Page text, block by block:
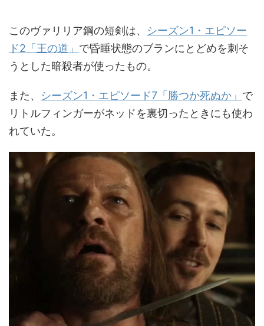
このヴァリリア鋼の短剣は、 シーズン1・エピソー
ド2「王の道」 で昏睡状態のブランにとどめを刺そ
うとした暗殺者が使ったもの。
また、 シーズン1・エピソード7「勝つか死ぬか」 で
リトルフィンガーがネッドを裏切ったときにも使わ
れていた。